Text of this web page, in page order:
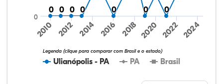
0
0 0
0 0
0 0
0 0
0 0
0 0
0
Ulianópolis - PA PA Brasil
Legenda (clique para comparar com Brasil e o estado)
2010 2012 2014 2016 2018 2020 2022 2024
0